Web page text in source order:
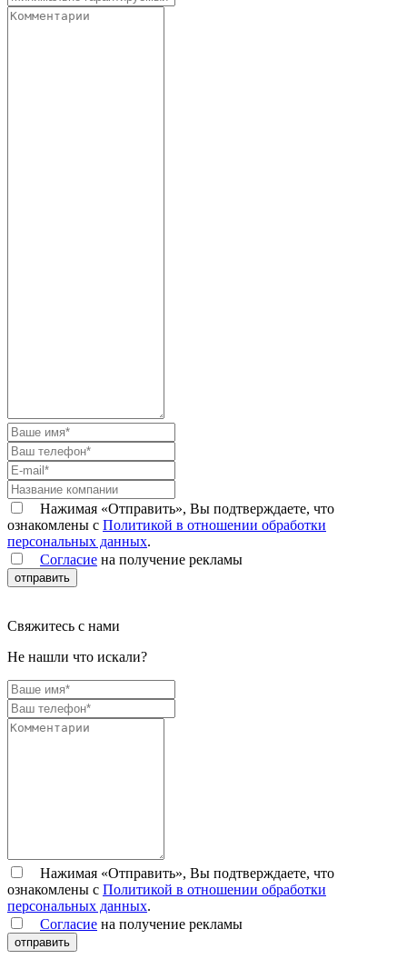
Нажимая «Отправить», Вы подтверждаете, что
ознакомлены с Политикой в отношении обработки
персональных данных.
Согласие на получение рекламы
отправить
Свяжитесь с нами
Не нашли что искали?
Нажимая «Отправить», Вы подтверждаете, что
ознакомлены с Политикой в отношении обработки
персональных данных.
Согласие на получение рекламы
отправить